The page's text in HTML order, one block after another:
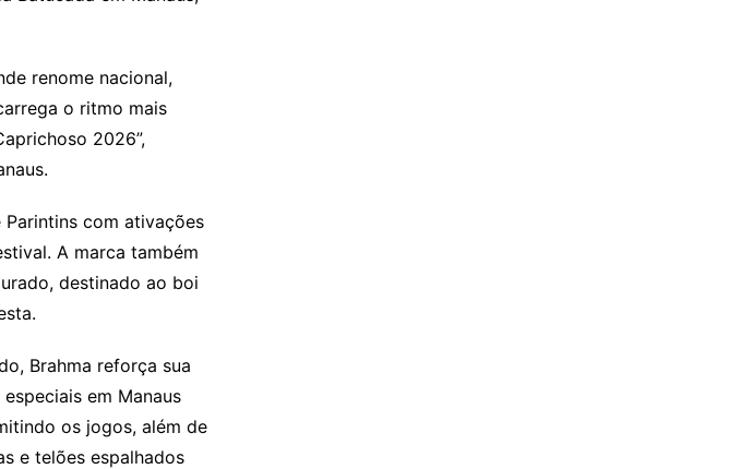
renome nacional,
o ritmo mais
2026”,
Parintins com ativações
A marca também
destinado ao boi
Brahma reforça sua
em Manaus
os jogos, além de
e telões espalhados